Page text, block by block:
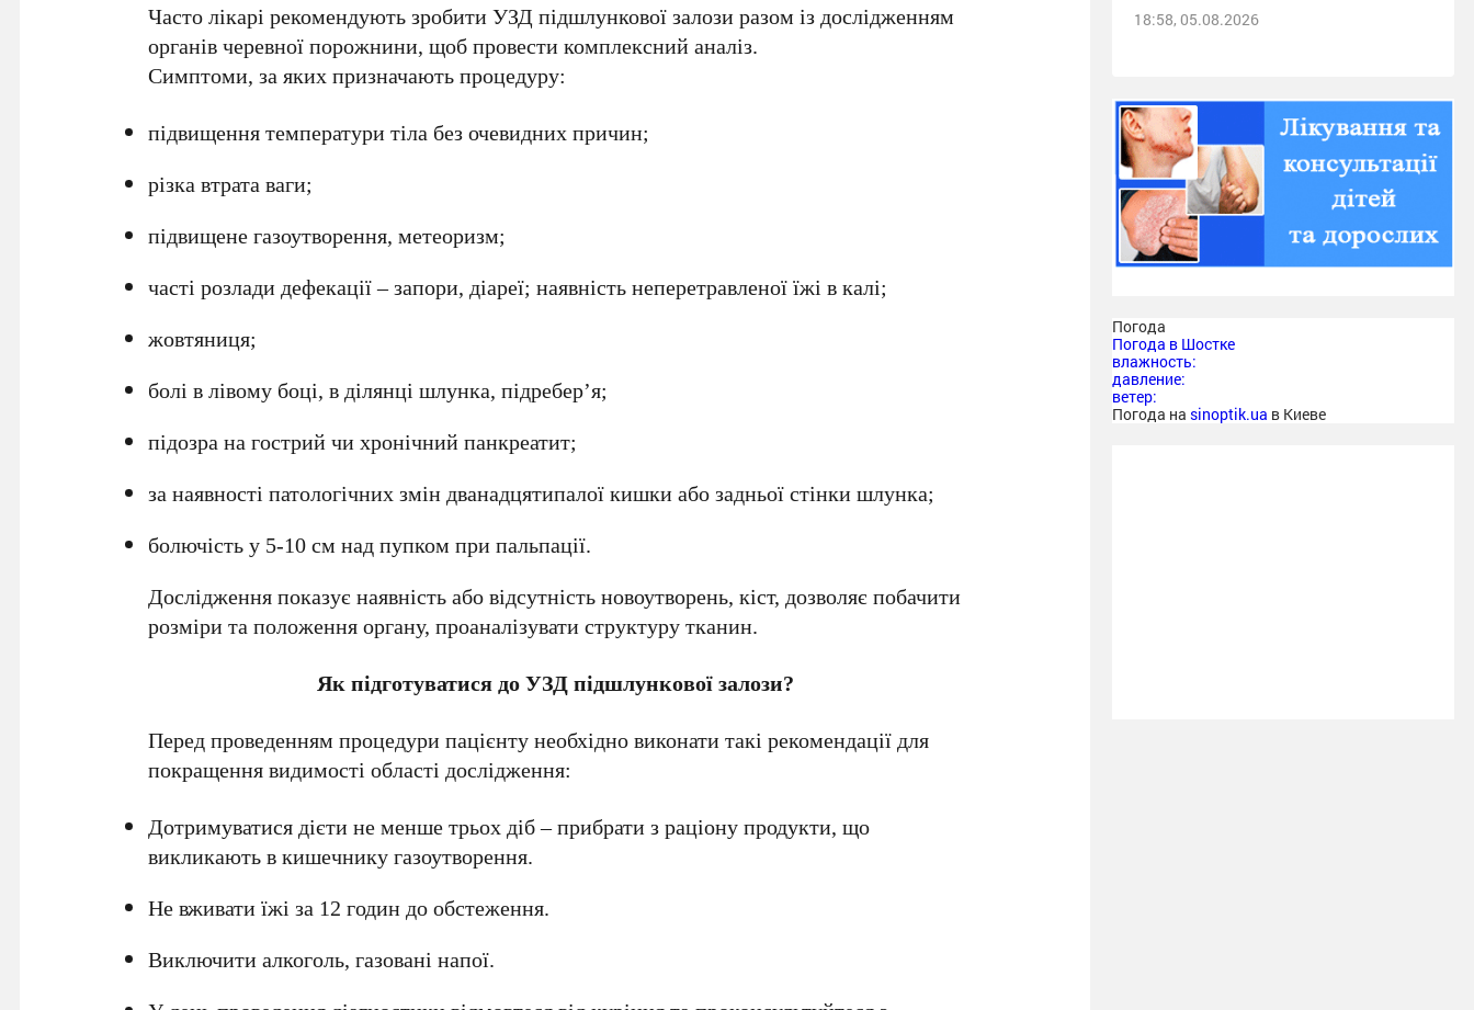
Часто лікарі рекомендують зробити УЗД підшлункової залози разом із дослідженням
органів черевної порожнини, щоб провести комплексний аналіз.
Симптоми, за яких призначають процедуру:
підвищення температури тіла без очевидних причин;
різка втрата ваги;
підвищене газоутворення, метеоризм;
часті розлади дефекації – запори, діареї; наявність неперетравленої їжі в калі;
жовтяниця;
болі в лівому боці, в ділянці шлунка, підребер’я;
підозра на гострий чи хронічний панкреатит;
за наявності патологічних змін дванадцятипалої кишки або задньої стінки шлунка;
болючість у 5-10 см над пупком при пальпації.
Дослідження показує наявність або відсутність новоутворень, кіст, дозволяє побачити
розміри та положення органу, проаналізувати структуру тканин.
Як підготуватися до УЗД підшлункової залози?
Перед проведенням процедури пацієнту необхідно виконати такі рекомендації для
покращення видимості області дослідження:
Дотримуватися дієти не менше трьох діб – прибрати з раціону продукти, що
викликають в кишечнику газоутворення.
Не вживати їжі за 12 годин до обстеження.
Виключити алкоголь, газовані напої.
18:58, 05.08.2026
Погода
Погода в Шостке
влажность:
давление:
ветер:
Погода на sinoptik.ua в Киеве